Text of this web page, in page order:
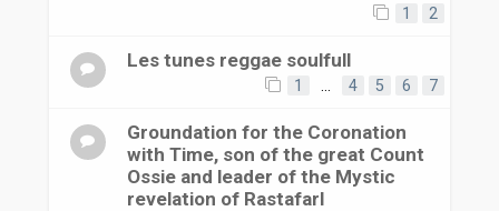
1 2
Les tunes reggae soulfull
1 4 5 6 7
Groundation for the Coronation
with Time, son of the great Count
Ossie and leader of the Mystic
revelation of RastafarI